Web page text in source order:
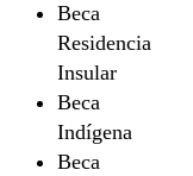
Beca
Residencia
Insular
Beca
Indígena
Beca